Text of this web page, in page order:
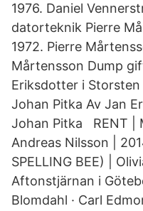
1976. Daniel
datorteknik Pierre
1972. Pierre
Mårtensson Dump
Eriksdotter i
Johan Pitka Av Jan
Johan Pitka RENT |
Andreas Nilsson |
SPELLING BEE) |
Aftonstjärnan i
Blomdahl · Carl